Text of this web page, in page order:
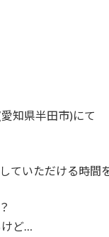
知県半田市)にて
ていただける時間
けど…